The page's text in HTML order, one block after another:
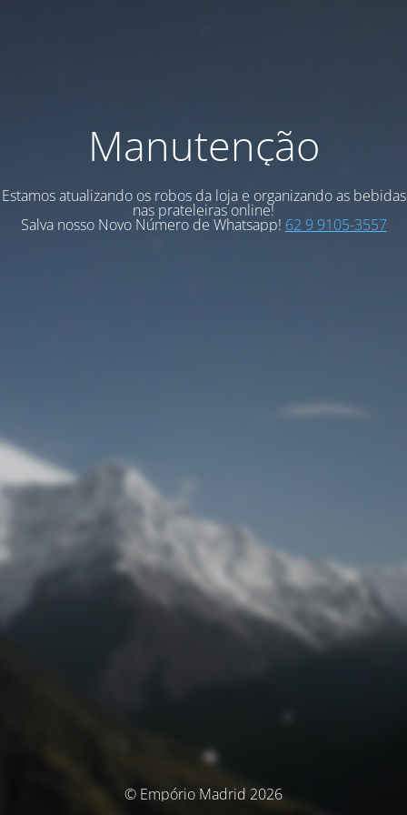
Manutenção
Estamos atualizando os robos da loja e organizando as bebidas
nas prateleiras online!
Salva nosso Novo Número de Whatsapp! 62 9 9105-3557
© Empório Madrid 2026